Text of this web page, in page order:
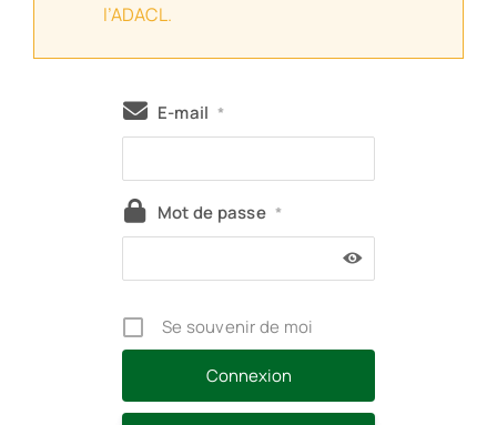
l’ADACL.
E-mail *
Mot de passe *
Se souvenir de moi